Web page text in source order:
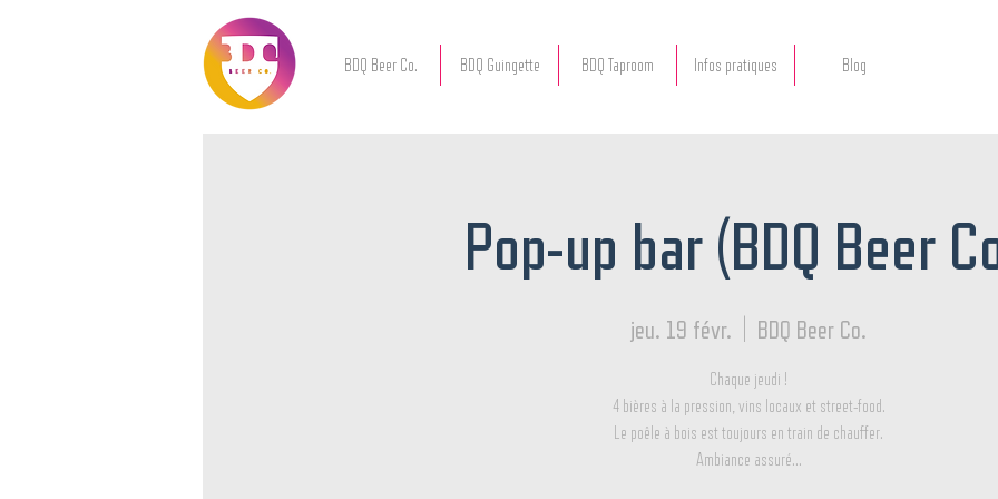
BDQ Beer Co. BDQ Guingette BDQ Taproom Infos pratiques Blog
Pop-up bar (BDQ Beer
jeu. 19 févr. BDQ Beer Co.
Chaque jeudi !
4 bières à la pression, vins locaux et street-food.
Le poêle à bois est toujours en train de chauffer.
Ambiance assuré...